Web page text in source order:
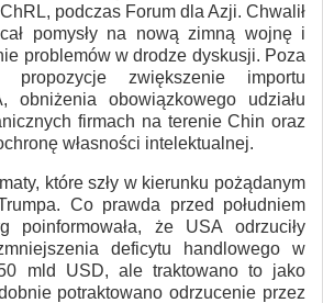
podczas Forum dla Azji. Chwalił
pomysły na nową zimną wojnę i
problemów w drodze dyskusji. Poza
propozycje zwiększenie importu
obniżenia obowiązkowego udziału
firmach na terenie Chin oraz
własności intelektualnej.
które szły w kierunku pożądanym
Co prawda przed południem
poinformowała, że USA odrzuciły
deficytu handlowego w
mld USD, ale traktowano to jako
potraktowano odrzucenie przez